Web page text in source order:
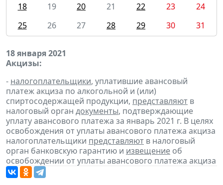
18
19 20 21 22 23
24
25
26 27 28 29 30 31
18 января 2021
Акцизы:
- налогоплательщики, уплатившие авансовый
платеж акциза по алкогольной и (или)
спиртосодержащей продукции, представляют в
налоговый орган документы, подтверждающие
уплату авансового платежа за январь 2021 г. В целях
освобождения от уплаты авансового платежа акциза
налогоплательщики представляют в налоговый
орган банковскую гарантию и извещение об
освобождении от уплаты авансового платежа акциза